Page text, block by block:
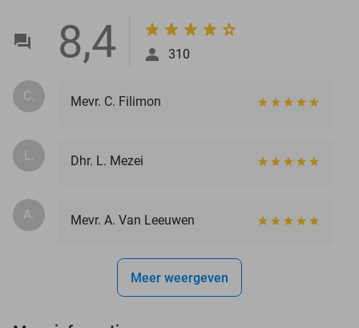
8,4 310
C. Mevr. C. Filimon
L. Dhr. L. Mezei
A. Mevr. A. Van Leeuwen
Meer weergeven